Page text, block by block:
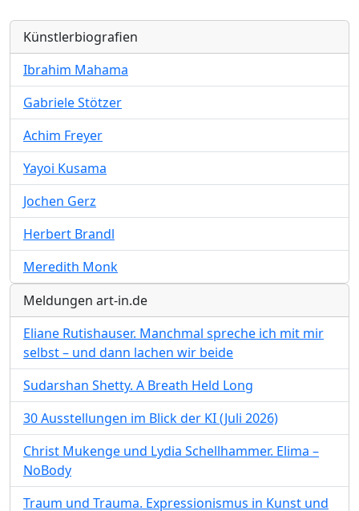
Künstlerbiografien
Ibrahim Mahama
Gabriele Stötzer
Achim Freyer
Yayoi Kusama
Jochen Gerz
Herbert Brandl
Meredith Monk
Meldungen art-in.de
Eliane Rutishauser. Manchmal spreche ich mit mir
selbst – und dann lachen wir beide
Sudarshan Shetty. A Breath Held Long
30 Ausstellungen im Blick der KI (Juli 2026)
Christ Mukenge und Lydia Schellhammer. Elima –
NoBody
Traum und Trauma. Expressionismus in Kunst und